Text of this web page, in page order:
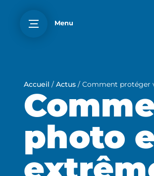
Menu
Accueil / Actus / Comment protéger
photo